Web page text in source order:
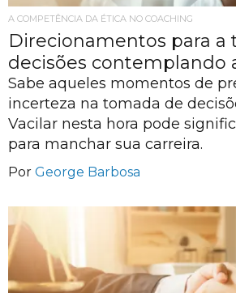
A COMPETÊNCIA DA ÉTICA NO COACHING
Direcionamentos para a
decisões contemplando
Sabe aqueles momentos de
incerteza na tomada de
Vacilar nesta hora pode
para manchar sua carreira.
Por George Barbosa